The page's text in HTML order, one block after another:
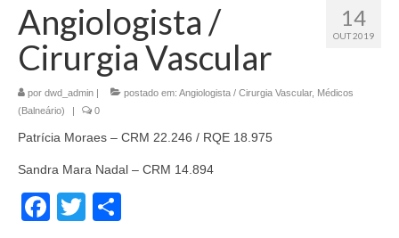
14
OUT 2019
Angiologista /
Cirurgia Vascular
por dwd_admin | postado em: Angiologista / Cirurgia Vascular, Médicos
(Balneário)
| 0
Patrícia Moraes – CRM 22.246 / RQE 18.975
Sandra Mara Nadal – CRM 14.894
Facebook
Twitter